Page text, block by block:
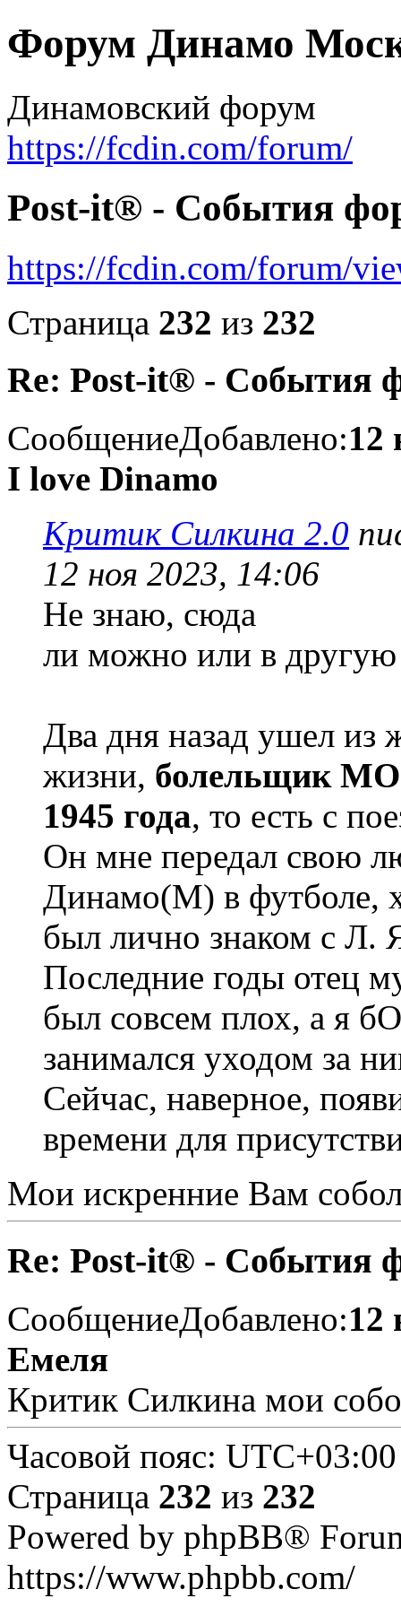
Форум Динамо
Динамовский форум
https://fcdin.com/forum/
Post-it® - События
https://fcdin.com/forum/
Страница 232 из 232
Re: Post-it® - События
СообщениеДобавлено:12
I love Dinamo
Критик Силкина 2.0
12 ноя 2023, 14:06
Не знаю, сюда
ли можно или в другую
Два дня назад ушел из
жизни, болельщик
1945 года, то есть с
Он мне передал свою
Динамо(М) в футболе,
был лично знаком с
Последние годы отец
был совсем плох, а я
занимался уходом за
Сейчас, наверное,
времени для
Мои искренние Вам
Re: Post-it® - События
СообщениеДобавлено:12
Емеля
Критик Силкина мои
Часовой пояс: UTC+03:00
Страница 232 из 232
Powered by phpBB®
https://www.phpbb.com/